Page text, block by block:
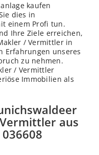
kaufen
dies in
einem Profi tun.
Ihre Ziele erreichen,
/ Vermittler in
Erfahrungen unseres
zu nehmen.
/ Vermittler
Immobilien als
aus